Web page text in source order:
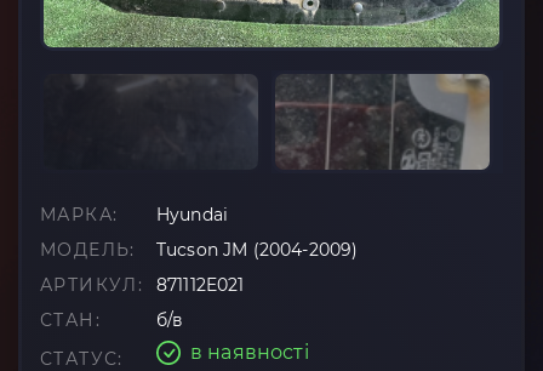
МАРКА:
Hyundai
МОДЕЛЬ:
Tucson JM (2004-2009)
АРТИКУЛ:
871112E021
СТАН:
б/в
СТАТУС:
в наявності